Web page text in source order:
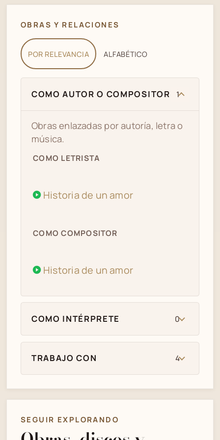
OBRAS Y RELACIONES
POR RELEVANCIA ALFABÉTICO
COMO AUTOR O COMPOSITOR 1
Obras enlazadas por autoría, letra o
música.
COMO LETRISTA
Historia de un amor
COMO COMPOSITOR
Historia de un amor
COMO INTÉRPRETE 0
TRABAJO CON 4
SEGUIR EXPLORANDO